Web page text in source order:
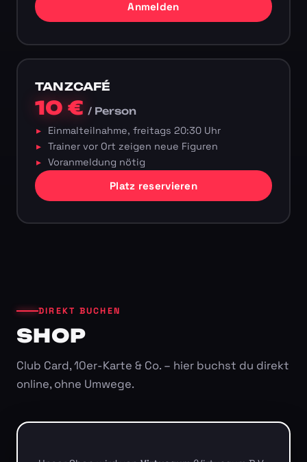
Anmelden
TANZCAFÉ
10 €/ Person
Einmalteilnahme, freitags 20:30 Uhr
Trainer vor Ort zeigen neue Figuren
Voranmeldung nötig
Platz reservieren
DIREKT BUCHEN
SHOP
Club Card, 10er-Karte & Co. – hier buchst du direkt
online, ohne Umwege.